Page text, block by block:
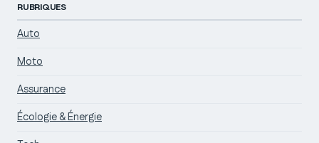
RUBRIQUES
Auto
Moto
Assurance
Écologie & Énergie